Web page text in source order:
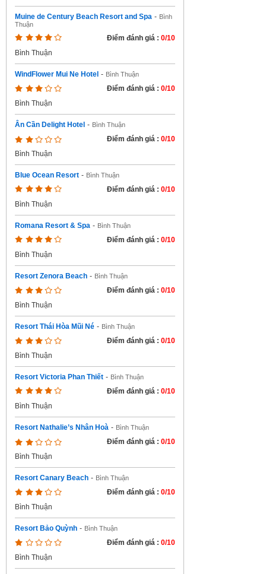
Muine de Century Beach Resort and Spa - Bình
Thuận
Điểm đánh giá : 0/10
Bình Thuận
WindFlower Mui Ne Hotel - Bình Thuận
Điểm đánh giá : 0/10
Bình Thuận
Ân Cần Delight Hotel - Bình Thuận
Điểm đánh giá : 0/10
Bình Thuận
Blue Ocean Resort - Bình Thuận
Điểm đánh giá : 0/10
Bình Thuận
Romana Resort & Spa - Bình Thuận
Điểm đánh giá : 0/10
Bình Thuận
Resort Zenora Beach - Bình Thuận
Điểm đánh giá : 0/10
Bình Thuận
Resort Thái Hòa Mũi Né - Bình Thuận
Điểm đánh giá : 0/10
Bình Thuận
Resort Victoria Phan Thiết - Bình Thuận
Điểm đánh giá : 0/10
Bình Thuận
Resort Nathalie’s Nhân Hoà - Bình Thuận
Điểm đánh giá : 0/10
Bình Thuận
Resort Canary Beach - Bình Thuận
Điểm đánh giá : 0/10
Bình Thuận
Resort Bảo Quỳnh - Bình Thuận
Điểm đánh giá : 0/10
Bình Thuận